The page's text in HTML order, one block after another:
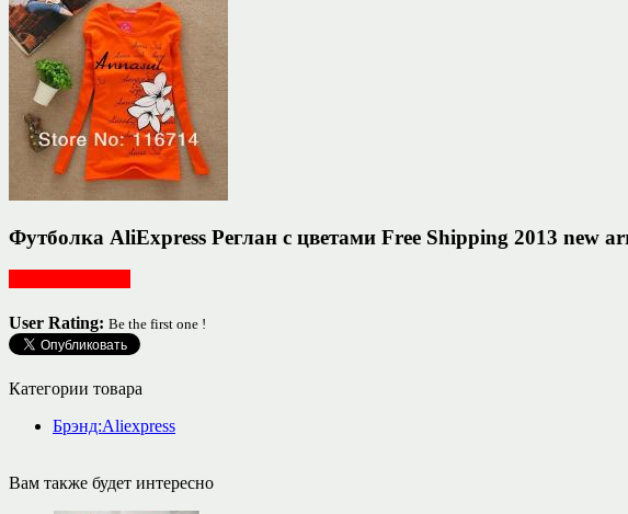
Футболка AliExpress Реглан с цветами Free Shipping 2013 new
User Rating: Be the first one !
Категории товара
Брэнд:Aliexpress
Вам также будет интересно